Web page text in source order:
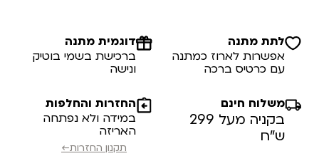
לתת מתנה
אפשרות לארוז כמתנה
עם כרטיס ברכה
דוגמית מתנה
ברכישת בשמי בוטיק
ונישה
משלוח חינם
בקניה מעל 299
ש”ח
החזרות והחלפות
במידה ולא נפתחה
האריזה
תקנון החזרות←